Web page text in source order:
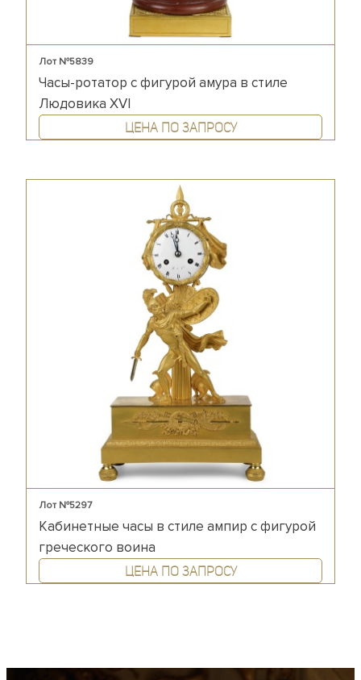
Лот №5839
Часы-ротатор с фигурой амура в стиле
Людовика XVI
Цена по запросу
Лот №5297
Кабинетные часы в стиле ампир с фигурой
греческого воина
Цена по запросу